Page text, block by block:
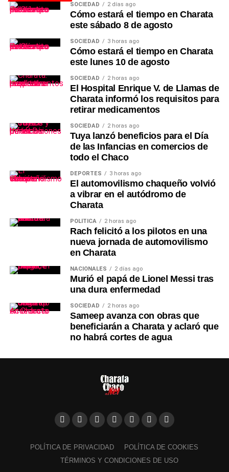
SOCIEDAD 2 días ago
Cómo estará el tiempo en Charata
este sábado 8 de agosto
SOCIEDAD 3 horas ago
Cómo estará el tiempo en Charata
este lunes 10 de agosto
SOCIEDAD 2 horas ago
El Hospital Enrique V. de Llamas de
Charata informó los requisitos para
retirar medicamentos
SOCIEDAD 2 horas ago
Tuya lanzó beneficios para el Día
de las Infancias en comercios de
todo el Chaco
DEPORTES 3 horas ago
El automovilismo chaqueño volvió
a vibrar en el autódromo de
Charata
POLÍTICA 2 horas ago
Rach felicitó a los pilotos en una
nueva jornada de automovilismo
en Charata
NACIONALES 2 días ago
Murió el papá de Lionel Messi tras
una dura enfermedad
SOCIEDAD 2 horas ago
Sameep avanza con obras que
beneficiarán a Charata y aclaró que
no habrá cortes de agua
POLÍTICA DE PRIVACIDAD
POLÍTICA DE COOKIES
TÉRMINOS Y CONDICIONES DE USO